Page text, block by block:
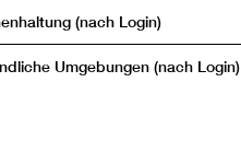
(nach Login)
Umgebungen (nach Login)